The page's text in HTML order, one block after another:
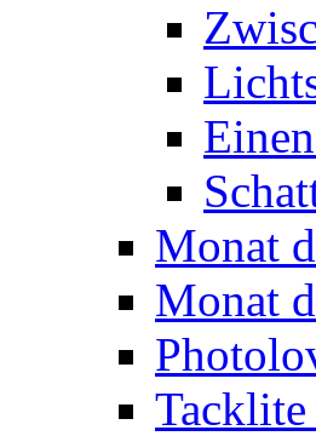
Monat
Monat
Tacklite